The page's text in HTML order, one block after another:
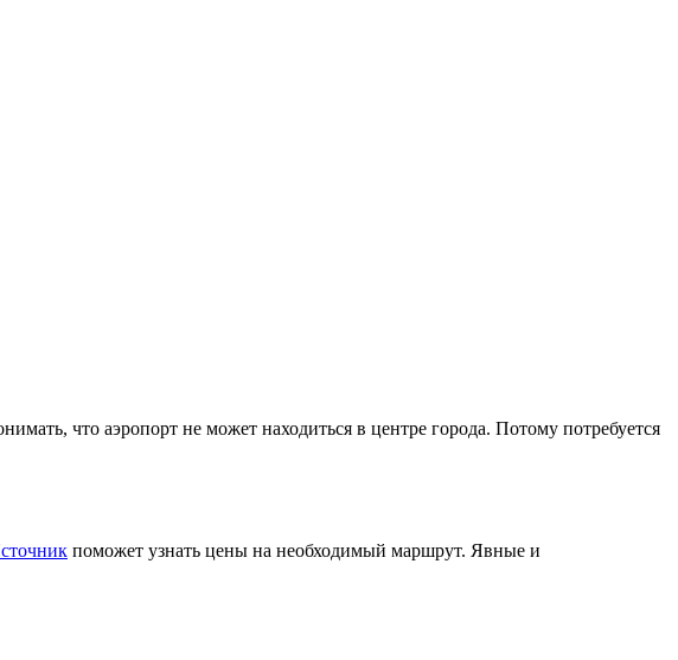
что аэропорт не может находиться в центре города. Потому потребуется
поможет узнать цены на необходимый маршрут. Явные и